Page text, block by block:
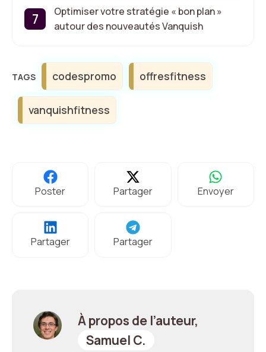
Optimiser votre stratégie « bon plan »
autour des nouveautés Vanquish
Étiquettes
codespromo offresfitness
vanquishfitness
Poster Partager Envoyer
Partager Partager
À propos de l’auteur,
Samuel C.